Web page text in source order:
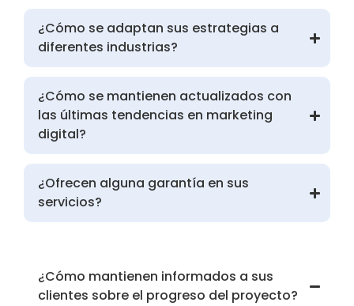
¿Cómo se adaptan sus estrategias a
diferentes industrias?
¿Cómo se mantienen actualizados con
las últimas tendencias en marketing
digital?
¿Ofrecen alguna garantía en sus
servicios?
¿Cómo mantienen informados a sus
clientes sobre el progreso del proyecto?